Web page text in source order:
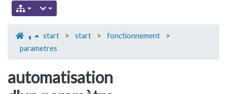
start > start > fonctionnement
>
parametres
automatisation